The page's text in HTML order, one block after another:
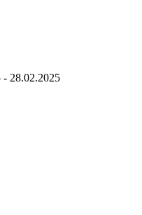
- 28.02.2025